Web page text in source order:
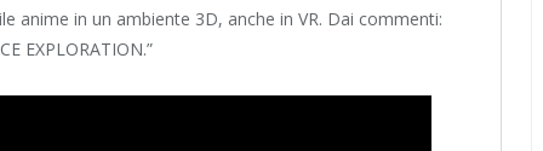
anime in un ambiente 3D, anche in VR. Dai commenti:
EXPLORATION.”